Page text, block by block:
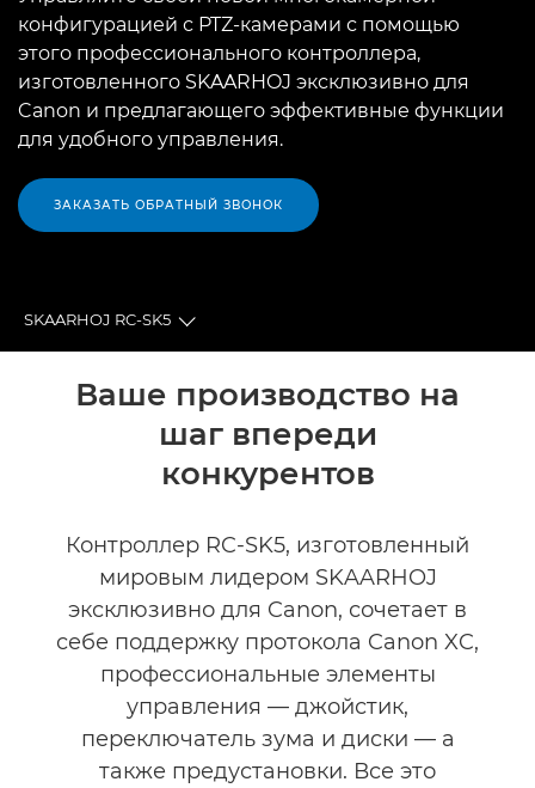
конфигурацией с PTZ-камерами с помощью
этого профессионального контроллера,
изготовленного SKAARHOJ эксклюзивно для
Canon и предлагающего эффективные функции
для удобного управления.
ЗАКАЗАТЬ ОБРАТНЫЙ ЗВОНОК
SKAARHOJ RC-SK5
Toggle breadcrumbs
Технические характеристики
Ваше производство на
шаг впереди
конкурентов
Контроллер RC-SK5, изготовленный
мировым лидером SKAARHOJ
эксклюзивно для Canon, сочетает в
себе поддержку протокола Canon XC,
профессиональные элементы
управления — джойстик,
переключатель зума и диски — а
также предустановки. Все это